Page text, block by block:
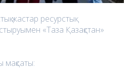
жастар ресурстық
«Таза Қазақстан»
мақсаты: